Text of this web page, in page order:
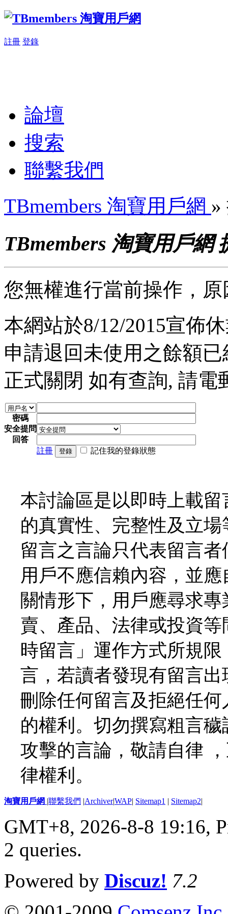
註冊 登錄
論壇
搜索
聯繫我們
TBmembers 淘寶用戶網 »
TBmembers 淘寶用戶網
您無權進行當前操作，
本網站於8/12/2015宣佈
申請退回未使用之餘額
正式關閉 如有查詢, 請電
密碼
安全提問
回答
註冊
登錄 記住我的登錄狀態
本討論區是以即時上載
的真實性、完整性及立
留言之言論只代表留言
用戶不應信賴內容，並
關情形下，用戶應尋求
賣、產品、法律或投資
時留言」運作方式所規
言，若讀者發現有留言
刪除任何留言及拒絕任
的權利。切勿撰寫粗言
攻擊的言論，敬請自律
律權利。
淘寶用戶網 |聯繫我們 |Archiver|WAP| Sitemap1 | Sitemap2|
GMT+8, 2026-8-8 19:16,
2 queries.
Powered by Discuz! 7.2